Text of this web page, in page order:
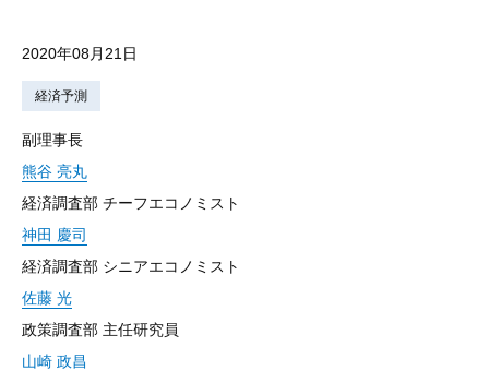
2020年08月21日
経済予測
副理事長
熊谷 亮丸
経済調査部 チーフエコノミスト
神田 慶司
経済調査部 シニアエコノミスト
佐藤 光
政策調査部 主任研究員
山崎 政昌